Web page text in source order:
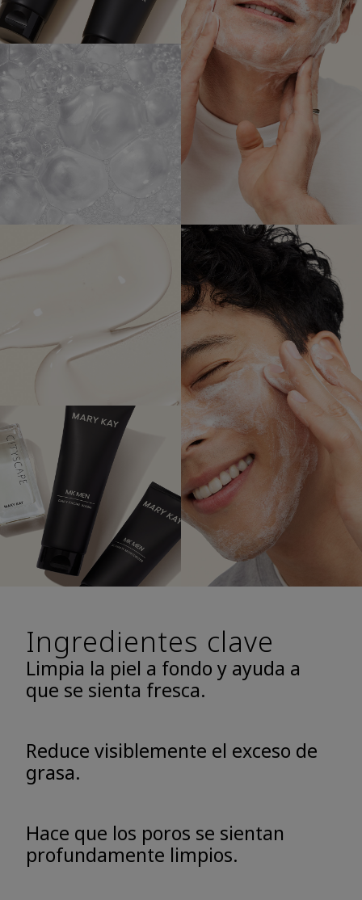
Ingredientes clave
Limpia la piel a fondo y ayuda a
que se sienta fresca.
Reduce visiblemente el exceso de
grasa.
Hace que los poros se sientan
profundamente limpios.